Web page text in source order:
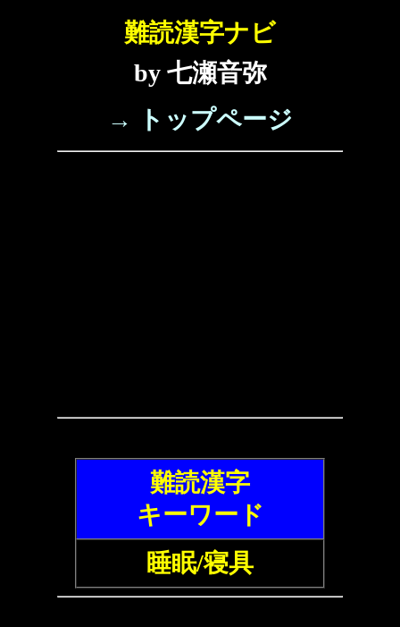
難読漢字ナビ
by 七瀬音弥
→ トップページ
難読漢字
キーワード
睡眠/寝具